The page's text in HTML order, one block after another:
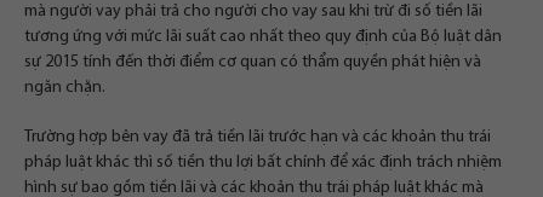
mà người vay phải trả cho người cho vay sau khi trừ đi số tiền lãi
tương ứng với mức lãi suất cao nhất theo quy định của Bộ luật dân
sự 2015 tính đến thời điểm cơ quan có thẩm quyền phát hiện và
ngăn chặn.
Trường hợp bên vay đã trả tiền lãi trước hạn và các khoản thu trái
pháp luật khác thì số tiền thu lợi bất chính để xác định trách nhiệm
hình sự bao gồm tiền lãi và các khoản thu trái pháp luật khác mà